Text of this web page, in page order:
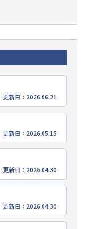
更新日：2026.06.21
更新日：2026.05.15
更新日：2026.04.30
更新日：2026.04.30